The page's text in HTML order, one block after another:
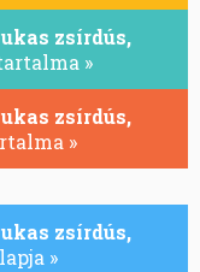
zsírdús,
»
zsírdús,
»
zsírdús,
»